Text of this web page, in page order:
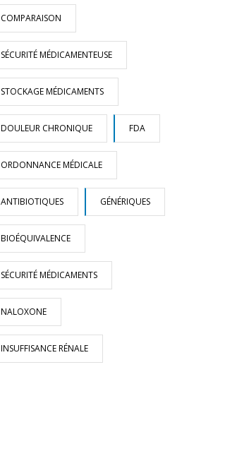
COMPARAISON
SÉCURITÉ MÉDICAMENTEUSE
STOCKAGE MÉDICAMENTS
DOULEUR CHRONIQUE FDA
ORDONNANCE MÉDICALE
ANTIBIOTIQUES GÉNÉRIQUES
BIOÉQUIVALENCE
SÉCURITÉ MÉDICAMENTS
NALOXONE
INSUFFISANCE RÉNALE